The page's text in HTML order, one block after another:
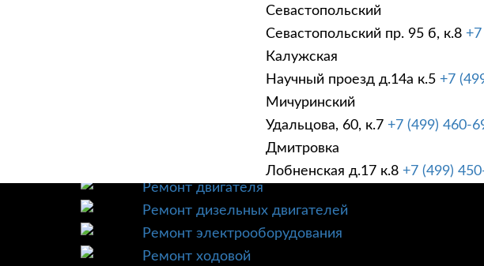
Севастопольский
Севастопольский пр. 95 б, к.8
Калужская
Научный проезд д.14а к.5 +7
Мичуринский
Удальцова, 60, к.7 +7 (499) 460-
Дмитровка
Лобненская д.17 к.8 +7 (499)
УСЛУГИ
Техническое обслуживание
Ремонт трансмиссии
Ремонт двигателя
Ремонт дизельных двигателей
Ремонт электрооборудования
Ремонт ходовой